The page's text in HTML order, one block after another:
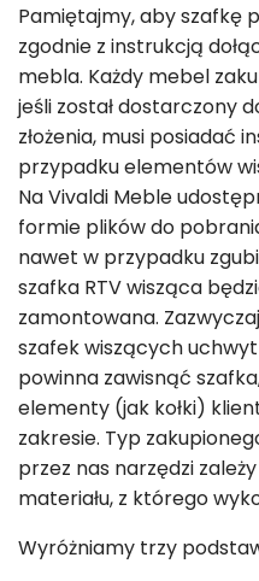
Pamiętajmy, aby szafkę
zgodnie z instrukcją
mebla. Każdy mebel
jeśli został dostarczony
złożenia, musi posiadać
przypadku elementów
Na Vivaldi Meble
formie plików do
nawet w przypadku
szafka RTV wisząca
zamontowana.
szafek wiszących
powinna zawisnąć
elementy (jak kołki)
zakresie. Typ
przez nas narzędzi
materiału, z którego
Wyróżniamy trzy